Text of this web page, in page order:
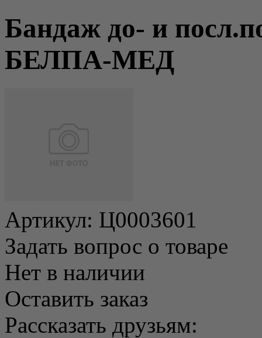
Бандаж до- и
БЕЛПА-МЕД
Артикул: Ц0003601
Задать вопрос о товаре
Нет в наличии
Оставить заказ
Рассказать друзьям: